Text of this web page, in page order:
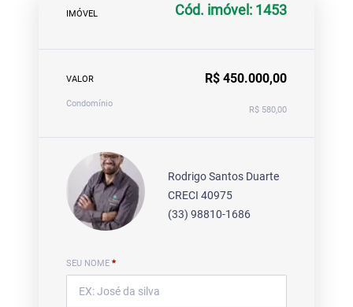
IMÓVEL Cód. imóvel: 1453
VALOR R$ 450.000,00
Condomínio
R$ 580,00
Rodrigo Santos Duarte
CRECI 40975
(33) 98810-1686
SEU NOME *